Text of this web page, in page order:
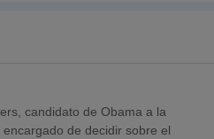
candidato de Obama a la
de decidir sobre el